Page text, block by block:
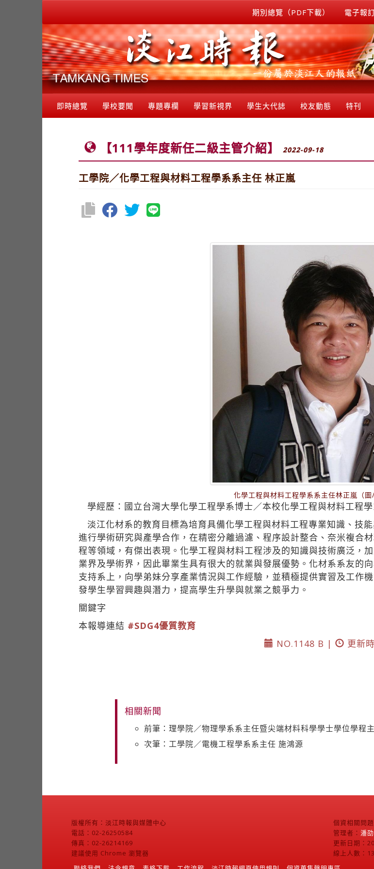
期別總覽（PDF下載） 電子報
即時總覽 學校要聞 專題專欄 學習新視界 學生大代誌 校友動態 特刊
【111學年度新任二級主管介紹】 2022-09-18
工學院／化學工程與材料工程學系系主任 林正嵐
化學工程與材料工程學系系主任林正嵐（圖/
學經歷：國立台灣大學化學工程學系博士／本校化學工程與材料工程
淡江化材系的教育目標為培育具備化學工程與材料工程專業知識、技
進行學術研究與產學合作，在精密分離過濾、程序設計整合、奈米複合
程等領域，有傑出表現。化學工程與材料工程涉及的知識與技術廣泛，
業界及學術界，因此畢業生具有很大的就業與發展優勢。化材系系友的
支持系上，向學弟妹分享產業情況與工作經驗，並積極提供實習及工作
發學生學習興趣與潛力，提高學生升學與就業之競爭力。
關鍵字
本報導連結 #SDG4優質教育
NO.1148 B |
更新
相關新聞
前筆：理學院／物理學系系主任暨尖端材料科學學士學位學程
次筆：工學院／電機工程學系系主任 施鴻源
版權所有：淡江時報與媒體中心
電話：02-26250584
傳真：02-26214169
建議使用 Chrome 瀏覽器
個資相關問
管理者： 潘
更新日期：
線上人數：